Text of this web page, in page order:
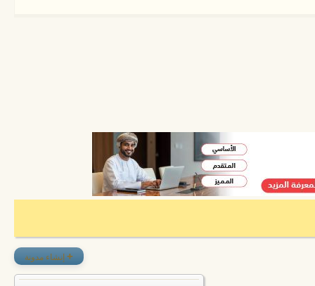
+ إنشاء مدونة